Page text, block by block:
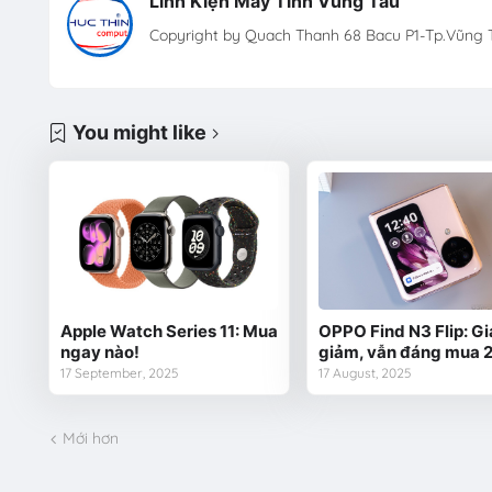
Copyright by Quach Thanh 68 Bacu P1-Tp.Vũng
You might like
Apple Watch Series 11: Mua
ngay nào!
17 September, 2025
OPPO Find N3 Flip:
giảm, vẫn đáng mua
17 August, 2025
Mới hơn